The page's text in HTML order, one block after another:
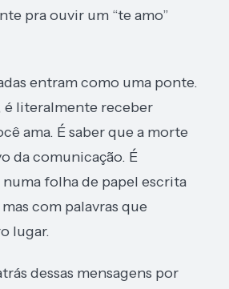
pra ouvir um “te amo”
entram como uma ponte.
é literalmente receber
ama. É saber que a morte
da comunicação. É
folha de papel escrita
com palavras que
lugar.
dessas mensagens por